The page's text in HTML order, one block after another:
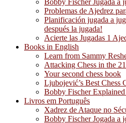
Problemas de Ajedrez
Planificación jugada a
después la jugada!
Acierte las Jugadas 1
Books in English
Learn from Sammy
Attacking Chess in the
Your second chess book
Ljubojević’s Best Chess
Bobby Fischer
Livros em Português
Xadrez de Ataque no
Bobby Fischer Jogada a